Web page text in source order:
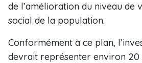
de l’amélioration du niveau de
social de la population.
Conformément à ce plan,
devrait représenter environ 20